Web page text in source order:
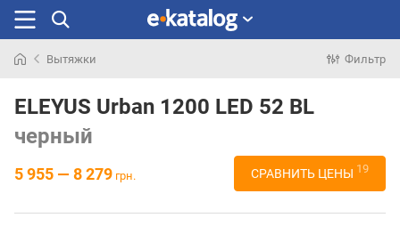
раньше
Вытяжки Фильтр
ELEYUS Urban 1200 LED 52 BL
черный
5 955 — 8 279 грн. СРАВНИТЬ ЦЕНЫ 19